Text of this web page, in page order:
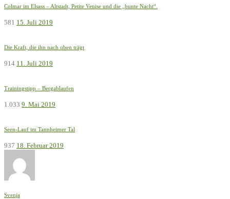
Colmar im Elsass – Altstadt, Petite Venise und die „bunte Nacht“.
581 15. Juli 2019
Die Kraft, die ihn nach oben trägt
914 11. Juli 2019
Trainingstipp – Bergablaufen
1.033 9. Mai 2019
Seen-Lauf im Tannheimer Tal
937 18. Februar 2019
Svenja